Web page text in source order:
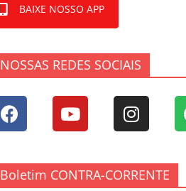
BAIXE NOSSO APP
NOSSAS REDES SOCIAIS
Boletim CONTRA-CORRENTE